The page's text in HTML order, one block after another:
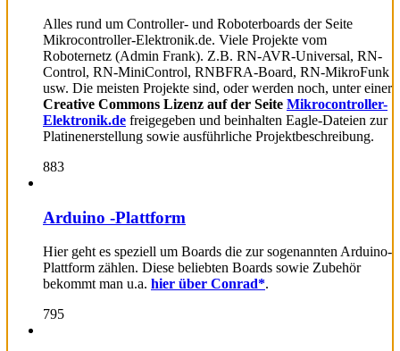
Alles rund um Controller- und Roboterboards der Seite
Mikrocontroller-Elektronik.de. Viele Projekte vom
Roboternetz (Admin Frank). Z.B. RN-AVR-Universal, RN-
Control, RN-MiniControl, RNBFRA-Board, RN-MikroFunk
usw. Die meisten Projekte sind, oder werden noch, unter einer
Creative Commons Lizenz auf der Seite Mikrocontroller-
Elektronik.de freigegeben und beinhalten Eagle-Dateien zur
Platinenerstellung sowie ausführliche Projektbeschreibung.
883
Arduino -Plattform
Hier geht es speziell um Boards die zur sogenannten Arduino-
Plattform zählen. Diese beliebten Boards sowie Zubehör
bekommt man u.a. hier über Conrad*.
795